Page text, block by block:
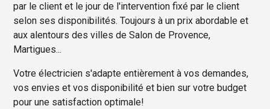
par le client et le jour de l'intervention fixé par le client
selon ses disponibilités. Toujours à un prix abordable et
aux alentours des villes de Salon de Provence,
Martigues...
Votre électricien s'adapte entièrement à vos demandes,
vos envies et vos disponibilité et bien sur votre budget
pour une satisfaction optimale!